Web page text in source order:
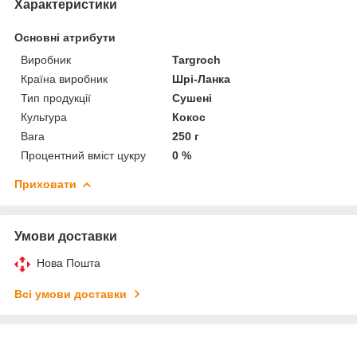
Характеристики
Основні атрибути
Виробник
Targroch
Країна виробник
Шрі-Ланка
Тип продукції
Сушені
Культура
Кокос
Вага
250 г
Процентний вміст цукру
0 %
Приховати
Умови доставки
Нова Пошта
Всі умови доставки